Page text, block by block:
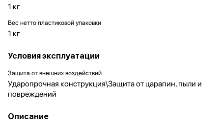
1 кг
Вес нетто пластиковой упаковки
1 кг
Условия эксплуатации
Защита от внешних воздействий
Ударопрочная конструкция\Защита от царапин, пыли и
повреждений
Описание